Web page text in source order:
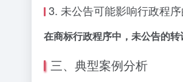
3. 未公告可能影响行政程
在商标行政程序中，未公告的
三、典型案例分析